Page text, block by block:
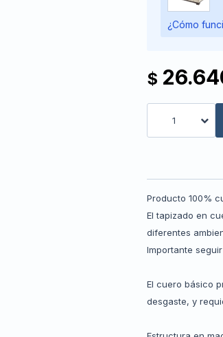
¿Cómo
$
1
Producto 100%
El tapizado en
diferentes
Importante
El cuero básico
desgaste, y